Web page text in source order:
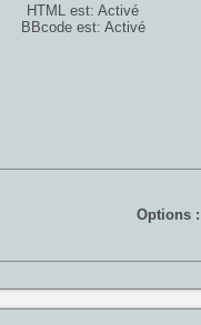
HTML est: Activé
BBcode est: Activé
Options :